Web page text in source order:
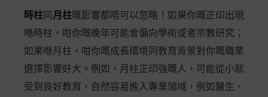
時柱 同 月柱嘅影響都唔可以忽略！如果你嘅正印出現
喺時柱，咁你嘅晚年可能會偏向學術或者宗教研究；
如果喺月柱，咁你嘅成長環境同教育背景對你嘅職業
選擇影響好大。例如，月柱正印強嘅人，可能從小就
受到良好教育，自然容易進入專業領域，例如醫生、